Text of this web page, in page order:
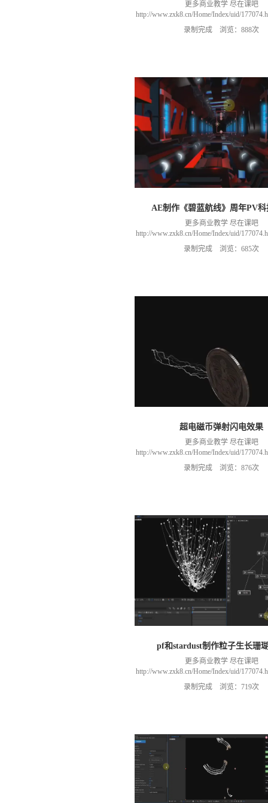
更多商业教学 尽在课吧
http://www.zxk8.cn/Home/Index/uid/
以加群(课程所用素材和插件，均在
466106974 群里干货满满 可以加我们导
录制完成 浏览：888次
AE制作《碧蓝航线》周年PV科
更多商业教学 尽在课吧
http://www.zxk8.cn/Home/Index/uid/
以加群(课程所用素材和插件，均在
466106974 群里干货满满 可以加我们导
录制完成 浏览：685次
超电磁币弹射闪电效果
更多商业教学 尽在课吧
http://www.zxk8.cn/Home/Index/uid/
以加群(课程所用素材和插件，均在
466106974 群里干货满满 可以加我们导
录制完成 浏览：876次
pf和stardust制作粒子生长珊
更多商业教学 尽在课吧
http://www.zxk8.cn/Home/Index/uid/
以加群(课程所用素材和插件，均在
466106974 群里干货满满 可以加我们导
录制完成 浏览：719次